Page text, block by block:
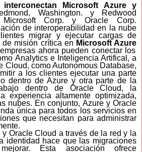
Microsoft Azure y
Washington. y Redwood
Microsoft Corp. y Oracle Corp.
de interoperabilidad en la nube
migrar y ejecutar cargas de
misión crítica en Microsoft Azure
ahora pueden conectar los
Analytics e Inteligencia Artifical, a
Cloud, como Autonomous Database,
a los clientes ejecutar una parte
dentro de Azure y otra parte de la
dentro de Oracle Cloud, la
experiencia altamente optimizada,
nubes. En conjunto, Azure y Oracle
única para todos los servicios en
que necesitan para administrar
y Oracle Cloud a través de la red y la
identidad hace que las migraciones
Esta asociación ofrece